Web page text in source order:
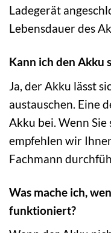
Ladegerät
Lebensdauer des
Kann ich den Akku
Ja, der Akku lässt
austauschen. Eine
Akku bei. Wenn
empfehlen wir
Fachmann
Was mache ich,
funktioniert?